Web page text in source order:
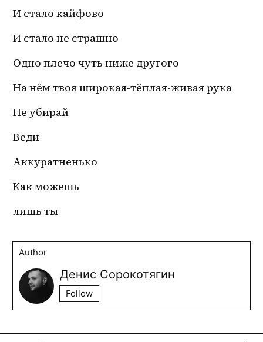
И стало кайфово
И стало не страшно
Одно плечо чуть ниже другого
На нём твоя широкая-тёплая-живая рука
Не убирай
Веди
Аккуратненько
Как можешь
лишь ты
Author
Денис Сорокотягин
Follow